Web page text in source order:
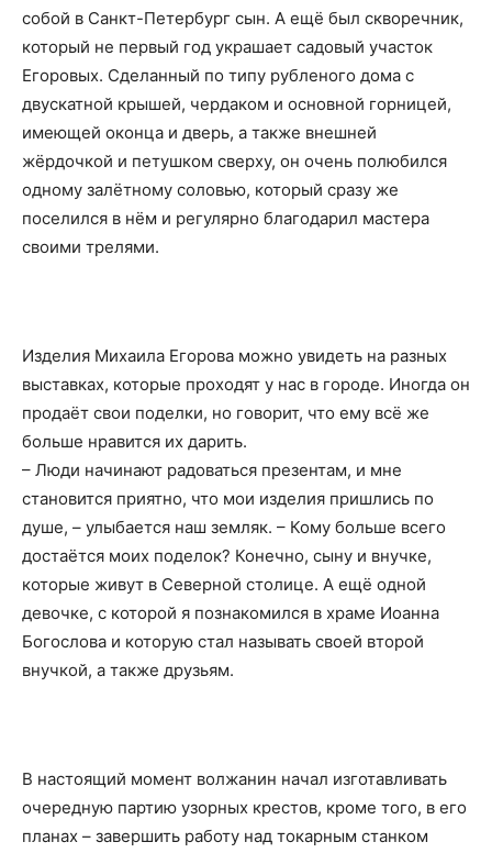
собой в Санкт-Петербург сын. А ещё был скворечник,
который не первый год украшает садовый участок
Егоровых. Сделанный по типу рубленого дома с
двускатной крышей, чердаком и основной горницей,
имеющей оконца и дверь, а также внешней
жёрдочкой и петушком сверху, он очень полюбился
одному залётному соловью, который сразу же
поселился в нём и регулярно благодарил мастера
своими трелями.
Изделия Михаила Егорова можно увидеть на разных
выставках, которые проходят у нас в городе. Иногда он
продаёт свои поделки, но говорит, что ему всё же
больше нравится их дарить.
– Люди начинают радоваться презентам, и мне
становится приятно, что мои изделия пришлись по
душе, – улыбается наш земляк. – Кому больше всего
достаётся моих поделок? Конечно, сыну и внучке,
которые живут в Северной столице. А ещё одной
девочке, с которой я познакомился в храме Иоанна
Богослова и которую стал называть своей второй
внучкой, а также друзьям.
В настоящий момент волжанин начал изготавливать
очередную партию узорных крестов, кроме того, в его
планах – завершить работу над токарным станком